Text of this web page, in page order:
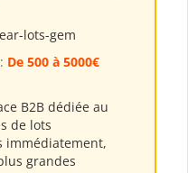
lots-gem
De 500 à 5000€
B2B dédiée au
de lots
immédiatement,
grandes